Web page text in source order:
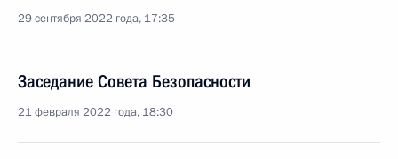
29 сентября 2022 года, 17:35
Заседание Совета Безопасности
21 февраля 2022 года, 18:30